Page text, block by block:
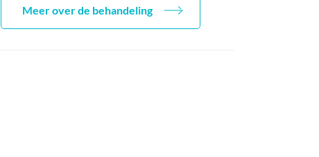
Meer over de behandeling